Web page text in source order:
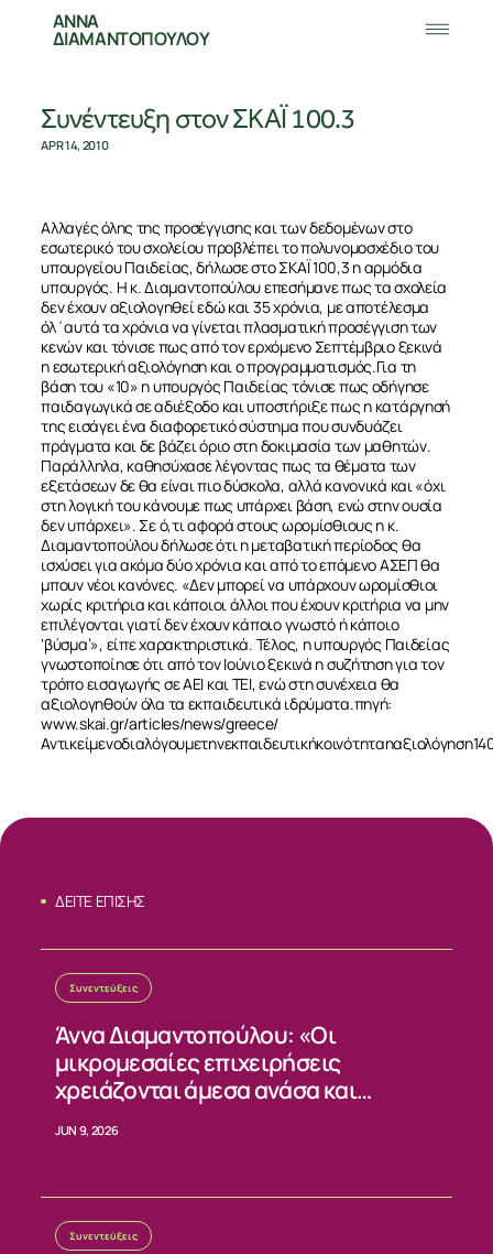
ΣΧΕΤΙΚΑ
ΝΕΑ
ΕΠΙΚΟΙΝΩΝΙΑ
ΑΝΝΑ
ΔΙΑΜΑΝΤΟΠΟΥΛΟΥ
Συνέντευξη στον ΣΚΑΪ 100.3
APR 14, 2010
Αλλαγές όλης της προσέγγισης και των δεδομένων στο
εσωτερικό του σχολείου προβλέπει το πολυνομοσχέδιο του
υπουργείου Παιδείας, δήλωσε στο ΣΚΑΪ 100,3 η αρμόδια
υπουργός. Η κ. Διαμαντοπούλου επεσήμανε πως τα σχολεία
δεν έχουν αξιολογηθεί εδώ και 35 χρόνια, με αποτέλεσμα
όλ΄αυτά τα χρόνια να γίνεται πλασματική προσέγγιση των
κενών και τόνισε πως από τον ερχόμενο Σεπτέμβριο ξεκινά
η εσωτερική αξιολόγηση και ο προγραμματισμός.Για τη
βάση του «10» η υπουργός Παιδείας τόνισε πως οδήγησε
παιδαγωγικά σε αδιέξοδο και υποστήριξε πως η κατάργησή
της εισάγει ένα διαφορετικό σύστημα που συνδυάζει
πράγματα και δε βάζει όριο στη δοκιμασία των μαθητών.
Παράλληλα, καθησύχασε λέγοντας πως τα θέματα των
εξετάσεων δε θα είναι πιο δύσκολα, αλλά κανονικά και «όχι
στη λογική του κάνουμε πως υπάρχει βάση, ενώ στην ουσία
δεν υπάρχει». Σε ό,τι αφορά στους ωρομίσθιους η κ.
Διαμαντοπούλου δήλωσε ότι η μεταβατική περίοδος θα
ισχύσει για ακόμα δύο χρόνια και από το επόμενο ΑΣΕΠ θα
μπουν νέοι κανόνες. «Δεν μπορεί να υπάρχουν ωρομίσθιοι
χωρίς κριτήρια και κάποιοι άλλοι που έχουν κριτήρια να μην
επιλέγονται γιατί δεν έχουν κάποιο γνωστό ή κάποιο
‘βύσμα’», είπε χαρακτηριστικά. Τέλος, η υπουργός Παιδείας
γνωστοποίησε ότι από τον Ιούνιο ξεκινά η συζήτηση για τον
τρόπο εισαγωγής σε ΑΕΙ και ΤΕΙ, ενώ στη συνέχεια θα
αξιολογηθούν όλα τα εκπαιδευτικά ιδρύματα.πηγή:
www.skai.gr/articles/news/greece/
ΔΕΙΤΕ ΕΠΙΣΗΣ
Συνεντεύξεις
Άννα Διαμαντοπούλου: «Οι
μικρομεσαίες επιχειρήσεις
χρειάζονται άμεσα ανάσα και
JUN 9, 2026
Συνεντεύξεις